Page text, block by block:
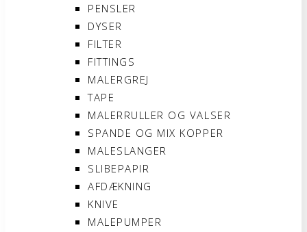
PENSLER
DYSER
FILTER
FITTINGS
MALERGREJ
TAPE
MALERRULLER OG VALSER
SPANDE OG MIX KOPPER
MALESLANGER
SLIBEPAPIR
AFDÆKNING
KNIVE
MALEPUMPER